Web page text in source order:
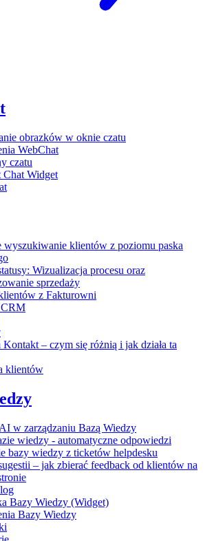
obrazków w oknie czatu
WebChat
czatu
Chat Widget
wyszukiwanie klientów z poziomu paska
Wizualizacja procesu oraz
sprzedaży
z Fakturowni
CRM
– czym się różnią i jak działa ta
klientów
w zarządzaniu Bazą Wiedzy
wiedzy - automatyczne odpowiedzi
bazy wiedzy z ticketów helpdesku
– jak zbierać feedback od klientów na
Bazy Wiedzy (Widget)
Bazy Wiedzy